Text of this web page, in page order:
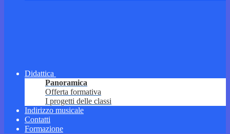
Didattica
Panoramica
Offerta formativa
I progetti delle classi
Indirizzo musicale
Contatti
Formazione